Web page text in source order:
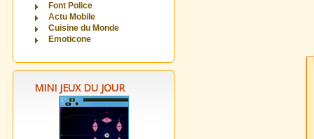
Font Police
Actu Mobile
Cuisine du Monde
Emoticone
MINI JEUX DU JOUR